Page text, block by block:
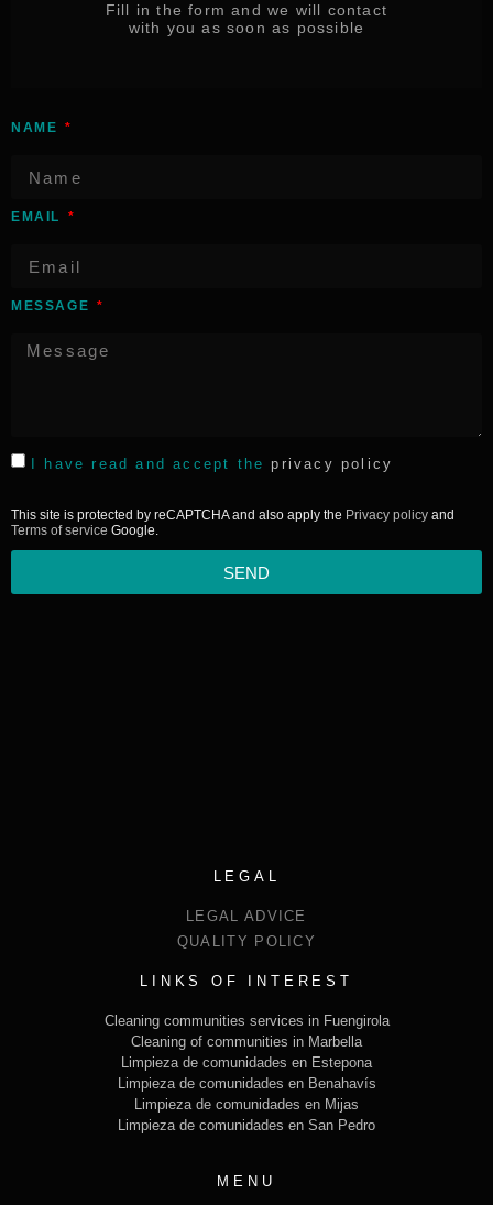
Fill in the form andwe will contact
with you as soon as possible
NAME
EMAIL
MESSAGE
I have read and accept theprivacy policy
This site is protected by reCAPTCHA and also apply the Privacy policy and
Terms of service Google.
SEND
LEGAL
LEGAL ADVICE
QUALITY POLICY
LINKS OF INTEREST
Cleaning communities services in Fuengirola
Cleaning of communities in Marbella
Limpieza de comunidades en Estepona
Limpieza de comunidades en Benahavís
Limpieza de comunidades en Mijas
Limpieza de comunidades en San Pedro
MENU